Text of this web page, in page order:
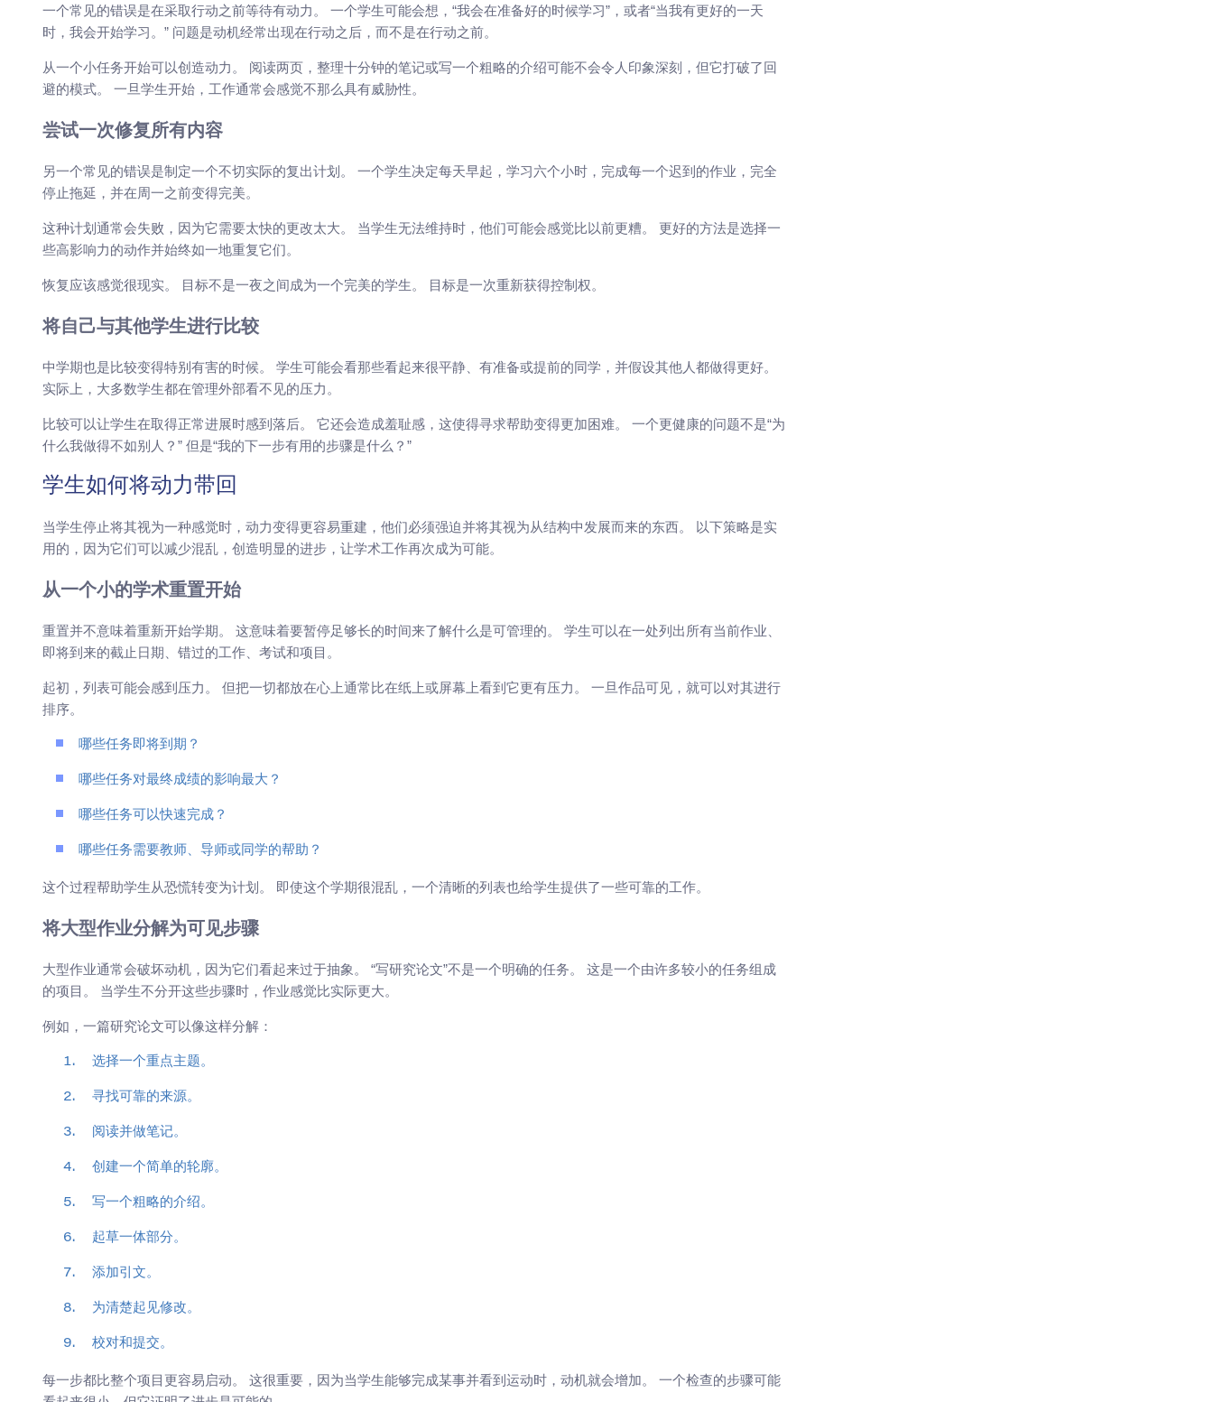
一个常见的错误是在采取行动之前等待有动力。 一个学生可能会想，“我会在准备好的时候学习”，或者“当我有更好的一天
时，我会开始学习。” 问题是动机经常出现在行动之后，而不是在行动之前。
从一个小任务开始可以创造动力。 阅读两页，整理十分钟的笔记或写一个粗略的介绍可能不会令人印象深刻，但它打破了回
避的模式。 一旦学生开始，工作通常会感觉不那么具有威胁性。
尝试一次修复所有内容
另一个常见的错误是制定一个不切实际的复出计划。 一个学生决定每天早起，学习六个小时，完成每一个迟到的作业，完全
停止拖延，并在周一之前变得完美。
这种计划通常会失败，因为它需要太快的更改太大。 当学生无法维持时，他们可能会感觉比以前更糟。 更好的方法是选择一
些高影响力的动作并始终如一地重复它们。
恢复应该感觉很现实。 目标不是一夜之间成为一个完美的学生。 目标是一次重新获得控制权。
将自己与其他学生进行比较
中学期也是比较变得特别有害的时候。 学生可能会看那些看起来很平静、有准备或提前的同学，并假设其他人都做得更好。
实际上，大多数学生都在管理外部看不见的压力。
比较可以让学生在取得正常进展时感到落后。 它还会造成羞耻感，这使得寻求帮助变得更加困难。 一个更健康的问题不是“为
什么我做得不如别人？” 但是“我的下一步有用的步骤是什么？”
学生如何将动力带回
当学生停止将其视为一种感觉时，动力变得更容易重建，他们必须强迫并将其视为从结构中发展而来的东西。 以下策略是实
用的，因为它们可以减少混乱，创造明显的进步，让学术工作再次成为可能。
从一个小的学术重置开始
重置并不意味着重新开始学期。 这意味着要暂停足够长的时间来了解什么是可管理的。 学生可以在一处列出所有当前作业、
即将到来的截止日期、错过的工作、考试和项目。
起初，列表可能会感到压力。 但把一切都放在心上通常比在纸上或屏幕上看到它更有压力。 一旦作品可见，就可以对其进行
排序。
哪些任务即将到期？
哪些任务对最终成绩的影响最大？
哪些任务可以快速完成？
哪些任务需要教师、导师或同学的帮助？
这个过程帮助学生从恐慌转变为计划。 即使这个学期很混乱，一个清晰的列表也给学生提供了一些可靠的工作。
将大型作业分解为可见步骤
大型作业通常会破坏动机，因为它们看起来过于抽象。 “写研究论文”不是一个明确的任务。 这是一个由许多较小的任务组成
的项目。 当学生不分开这些步骤时，作业感觉比实际更大。
例如，一篇研究论文可以像这样分解：
选择一个重点主题。
寻找可靠的来源。
阅读并做笔记。
创建一个简单的轮廓。
写一个粗略的介绍。
起草一体部分。
添加引文。
为清楚起见修改。
校对和提交。
每一步都比整个项目更容易启动。 这很重要，因为当学生能够完成某事并看到运动时，动机就会增加。 一个检查的步骤可能